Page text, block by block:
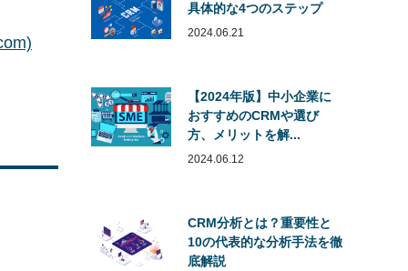
具体的な4つのステップ
2024.06.21
【2024年版】中小企業に
おすすめのCRMや選び
方、メリットを解...
2024.06.12
CRM分析とは？重要性と
10の代表的な分析手法を徹
底解説